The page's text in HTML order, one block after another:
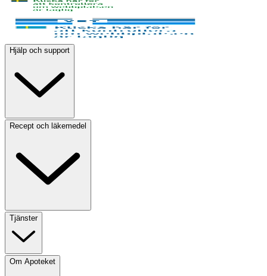
Hjälp och support
Recept och läkemedel
Tjänster
Om Apoteket